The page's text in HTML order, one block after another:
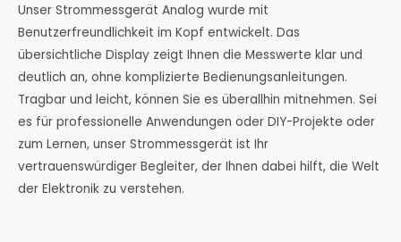
Unser Strommessgerät Analog wurde mit
Benutzerfreundlichkeit im Kopf entwickelt. Das
übersichtliche Display zeigt Ihnen die Messwerte klar und
deutlich an, ohne komplizierte Bedienungsanleitungen.
Tragbar und leicht, können Sie es überallhin mitnehmen. Sei
es für professionelle Anwendungen oder DIY-Projekte oder
zum Lernen, unser Strommessgerät ist Ihr
vertrauenswürdiger Begleiter, der Ihnen dabei hilft, die Welt
der Elektronik zu verstehen.